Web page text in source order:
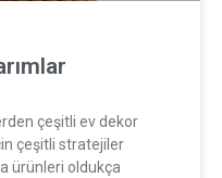
çeşitli ev dekor
çeşitli stratejiler
ürünleri oldukça